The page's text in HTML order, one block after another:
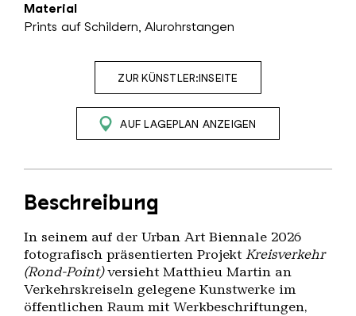
Material
Prints auf Schildern, Alurohrstangen
ZUR KÜNSTLER:INSEITE
AUF LAGEPLAN ANZEIGEN
Beschreibung
In seinem auf der Urban Art Biennale 2026
fotografisch präsentierten Projekt Kreisverkehr
(Rond-Point)versieht Matthieu Martin an
Verkehrskreiseln gelegene Kunstwerke im
öffentlichen Raum mit Werkbeschriftungen,